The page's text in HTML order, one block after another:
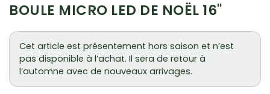
BOULE MICRO LED DE NOËL 16"
Cet article est présentement hors saison et n’est
pas disponible à l’achat. Il sera de retour à
l’automne avec de nouveaux arrivages.